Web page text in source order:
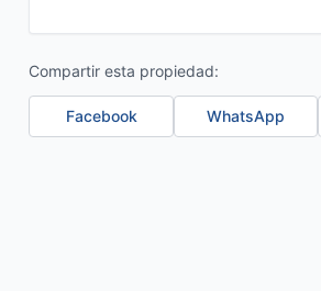
Compartir esta propiedad:
Facebook WhatsApp